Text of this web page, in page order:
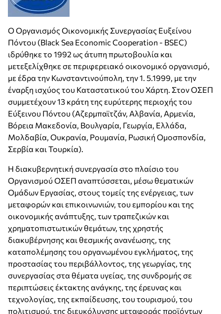
Ο Οργανισμός Οικονομικής Συνεργασίας Ευξείνου
Πόντου (Black Sea Economic Cooperation - BSEC)
ιδρύθηκε το 1992 ως άτυπη πρωτοβουλία και
μετεξελίχθηκε σε περιφερειακό οικονομικό οργανισμό,
με έδρα την Κωνσταντινούπολη, την 1. 5.1999, με την
έναρξη ισχύος του Καταστατικού του Χάρτη. Στον ΟΣΕΠ
συμμετέχουν 13 κράτη της ευρύτερης περιοχής του
Εύξεινου Πόντου (Αζερμπαϊτζάν, Αλβανία, Αρμενία,
Βόρεια Μακεδονία, Βουλγαρία, Γεωργία, Ελλάδα,
Μολδαβία, Ουκρανία, Ρουμανία, Ρωσική Ομοσπονδία,
Σερβία και Τουρκία).
Η διακυβερνητική συνεργασία στο πλαίσιο του
Οργανισμού ΟΣΕΠ αναπτύσσεται, μέσω θεματικών
Ομάδων Εργασίας, στους τομείς της ενέργειας, των
μεταφορών και επικοινωνιών, του εμπορίου και της
οικονομικής ανάπτυξης, των τραπεζικών και
χρηματοπιστωτικών θεμάτων, της χρηστής
διακυβέρνησης και θεσμικής ανανέωσης, της
καταπολέμησης του οργανωμένου εγκλήματος, της
προστασίας του περιβάλλοντος, της γεωργίας, της
συνεργασίας στα θέματα υγείας, της συνδρομής σε
περιπτώσεις έκτακτης ανάγκης, της έρευνας και
τεχνολογίας, της εκπαίδευσης, του τουρισμού, του
πολιτισμού, της διευκόλυνσης μεταφοράς προϊόντων